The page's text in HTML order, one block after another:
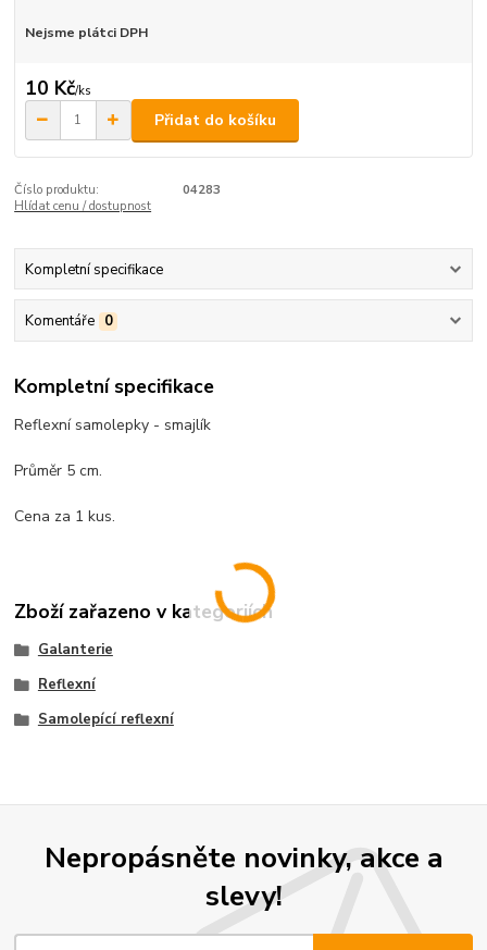
Nejsme plátci DPH
10 Kč/ks
Přidat do košíku
Číslo produktu:
04283
Hlídat cenu / dostupnost
Kompletní specifikace
Komentáře 0
Kompletní specifikace
Reflexní samolepky - smajlík
Průměr 5 cm.
Cena za 1 kus.
Zboží zařazeno v kategoriích
Galanterie
Reflexní
Samolepící reflexní
Nepropásněte novinky, akce a
slevy!